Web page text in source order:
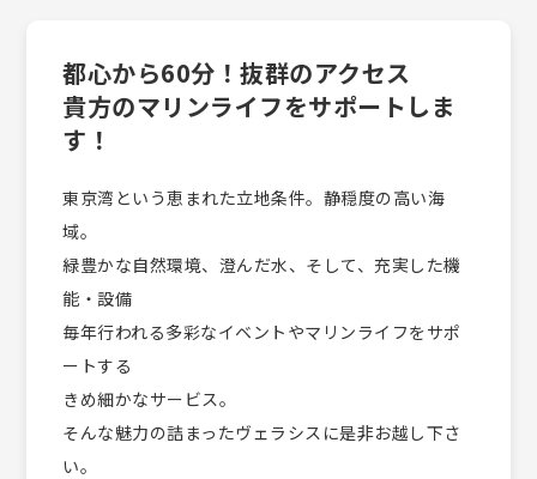
都心から60分！抜群のアクセス
貴方のマリンライフをサポートしま
す！
東京湾という恵まれた立地条件。静穏度の高い海
域。
緑豊かな自然環境、澄んだ水、そして、充実した機
能・設備
毎年行われる多彩なイベントやマリンライフをサポ
ートする
きめ細かなサービス。
そんな魅力の詰まったヴェラシスに是非お越し下さ
い。